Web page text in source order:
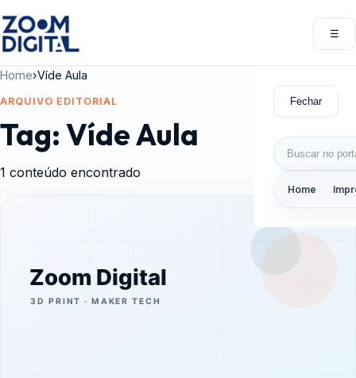
☰
Fechar
Buscar por:
Home
Home›Víde Aula
ARQUIVO EDITORIAL
Tag:Víde Aula
1 conteúdo encontrado